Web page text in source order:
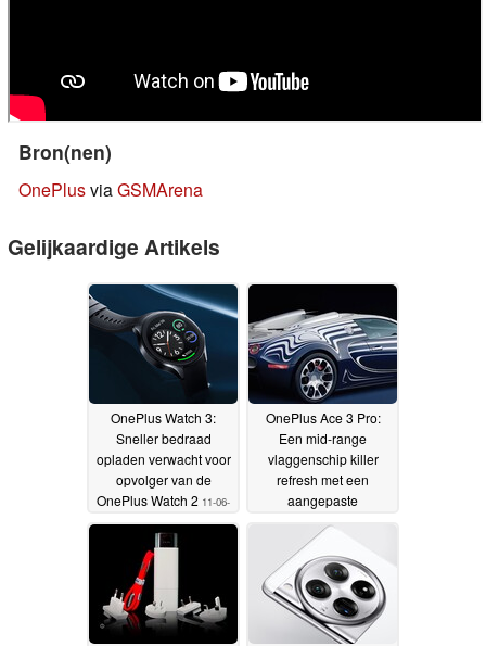
Bron(nen)
OnePlusviaGSMArena
Gelijkaardige Artikels
OnePlus Watch 3:
Sneller bedraad
opladen verwacht voor
opvolger van de
OnePlus Watch 2 11-06-
2024
OnePlus Ace 3 Pro:
Een mid-range
vlaggenschip killer
refresh met een
aangepaste
sportwagen-
geïnspireerde
afwerking(?)11-06-2024